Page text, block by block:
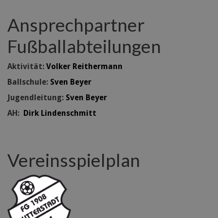
Ansprechpartner
Fußballabteilungen
Aktivität: Volker Reithermann
Ballschule: Sven Beyer
Jugendleitung: Sven Beyer
AH: Dirk Lindenschmitt
Vereinsspielplan